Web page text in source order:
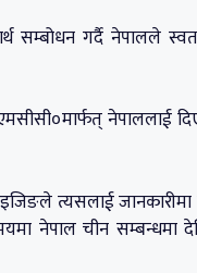
सम्बोधन गर्दै नेपालले
नेपाललाई
त्यसलाई जानकारीमा
नेपाल चीन